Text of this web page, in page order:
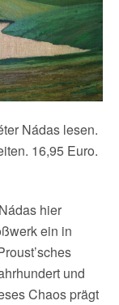
Nádas lesen.
16,95 Euro.
hier
ein in
und
Chaos prägt